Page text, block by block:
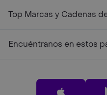
Top Marcas y Cadenas
Encuéntranos en estos